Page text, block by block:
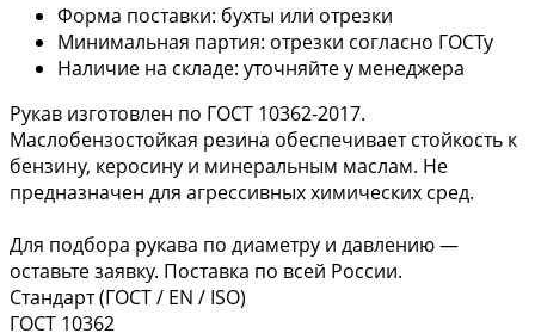
Форма поставки: бухты или отрезки
Минимальная партия: отрезки согласно ГОСТу
Наличие на складе: уточняйте у менеджера
Рукав изготовлен по ГОСТ 10362-2017.
Маслобензостойкая резина обеспечивает стойкость к
бензину, керосину и минеральным маслам. Не
предназначен для агрессивных химических сред.
Для подбора рукава по диаметру и давлению —
оставьте заявку. Поставка по всей России.
Стандарт (ГОСТ / EN / ISO)
ГОСТ 10362